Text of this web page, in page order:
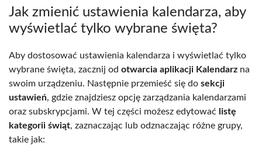
Jak zmienić ustawienia kalendarza, aby
wyświetlać tylko wybrane święta?
Aby dostosować ustawienia kalendarza i wyświetlać tylko
wybrane święta, zacznij od otwarcia aplikacji Kalendarz na
swoim urządzeniu. Następnie przemieść się do sekcji
ustawień, gdzie znajdziesz opcję zarządzania kalendarzami
oraz subskrypcjami. W tej części możesz edytować listę
kategorii świąt, zaznaczając lub odznaczając różne grupy,
takie jak: